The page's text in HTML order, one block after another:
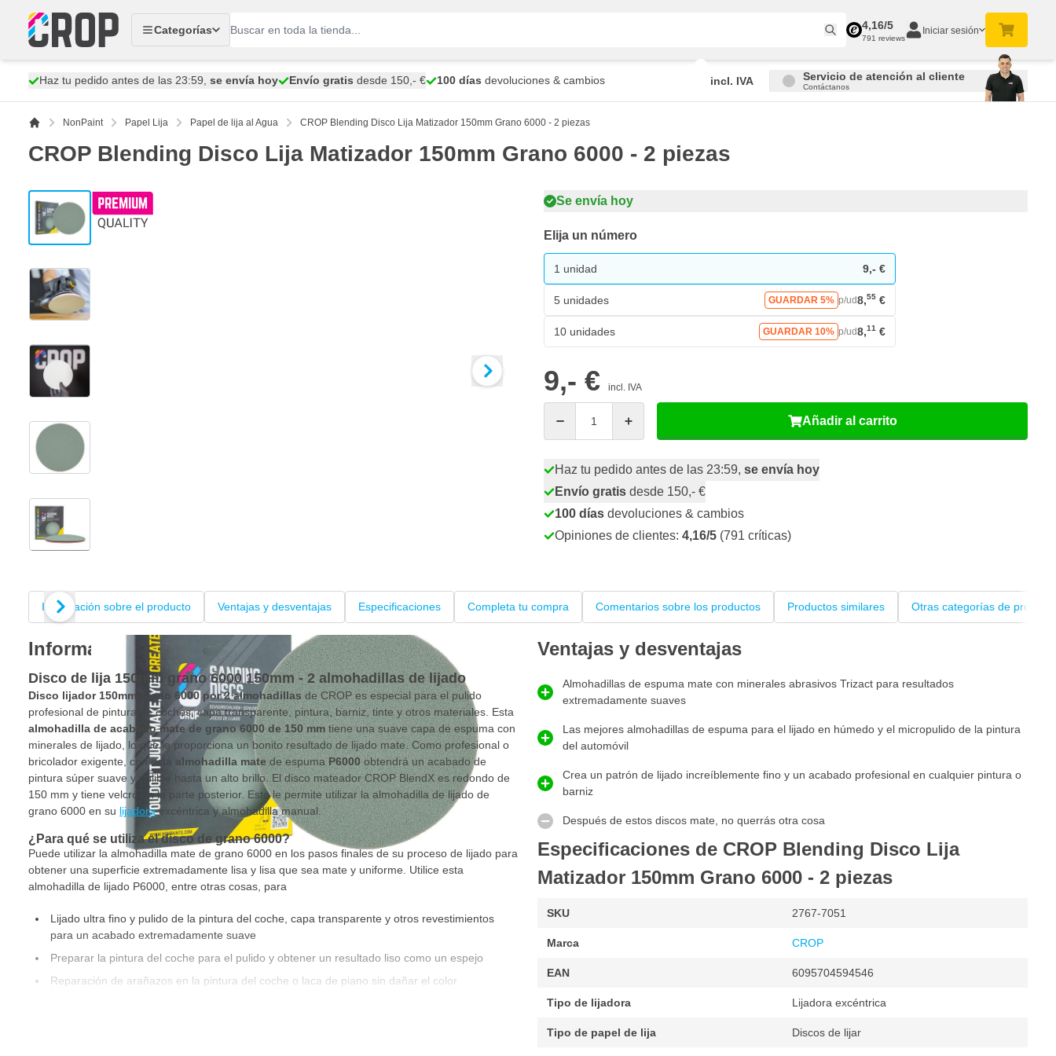
Categorías
4,16/5
791 reviews
Iniciar sesión
Haz tu pedido antes de las 23:59, se envía hoy Envío gratis desde 150,- € 100 días devoluciones & cambios incl. IVA Servicio de atención al cliente
Contáctanos
NonPaint Papel Lija Papel de lija al Agua CROP Blending Disco Lija Matizador 150mm Grano 6000 - 2 piezas
CROP Blending Disco Lija Matizador 150mm Grano 6000 - 2 piezas
View larger image
View larger image
View larger image
View larger image
View larger image
Se envía hoy
Elija un número
1 unidad 9,- €
5 unidades GUARDAR 5% p/ud8,55 €
10 unidades GUARDAR 10% p/ud8,11 €
9,- € incl. IVA
Añadir al carrito
Haz tu pedido antes de las 23:59, se envía hoy
Envío gratis desde 150,- €
100 días devoluciones & cambios
Opiniones de clientes: 4,16/5 (791 críticas)
Información sobre el producto Ventajas y desventajas Especificaciones Completa tu compra Comentarios sobre los productos Productos similares Otras categorías de
Información sobre el producto
Disco de lija 150mm grano 6000 150mm - 2 almohadillas de lijado
Disco lijador 150mm grano 6000 por 2 almohadillasde CROP es especial para el pulido
profesional de pintura de coches, capa transparente, pintura, barniz, tinte y otros materiales. Esta
almohadilla de acabado mate de grano 6000 de 150 mmtiene una suave capa de espuma con
minerales de lijado, lo que le proporciona un bonito resultado de lijado mate. Como profesional o
bricolador exigente, con esta almohadilla matede espumaP6000obtendrá un acabado de
pintura súper suave y pulible hasta un alto brillo. El disco mateador CROP BlendX es redondo de
150 mm y tiene velcro en la parte posterior. Esto le permite utilizar la almohadilla de lijado de
grano 6000 en su lijadoraexcéntrica y almohadilla manual.
¿Para qué se utiliza el disco de grano 6000?
Puede utilizar la almohadilla mate de grano 6000 en los pasos finales de su proceso de lijado para
obtener una superficie extremadamente lisa y lisa que sea mate y uniforme. Utilice esta
almohadilla de lijado P6000, entre otras cosas, para
Lijado ultra fino y pulido de la pintura del coche, capa transparente y otros revestimientos
para un acabado extremadamente suave
Preparar la pintura del coche para el pulido y obtener un resultado liso como un espejo
Reparación de arañazos en la pintura del coche o laca de piano sin dañar el color
Ventajas y desventajas
Almohadillas de espuma mate con minerales abrasivos Trizact para resultados
extremadamente suaves
Las mejores almohadillas de espuma para el lijado en húmedo y el micropulido de la pintura
del automóvil
Crea un patrón de lijado increíblemente fino y un acabado profesional en cualquier pintura o
barniz
Después de estos discos mate, no querrás otra cosa
Especificaciones de CROP Blending Disco Lija
Matizador 150mm Grano 6000 - 2 piezas
SKU 2767-7051
Marca CROP
EAN 6095704594546
Tipo de lijadora Lijadora excéntrica
Tipo de papel de lija Discos de lijar